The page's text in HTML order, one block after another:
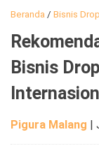
Beranda / Bisnis
Bisnis
Pigura Malang |